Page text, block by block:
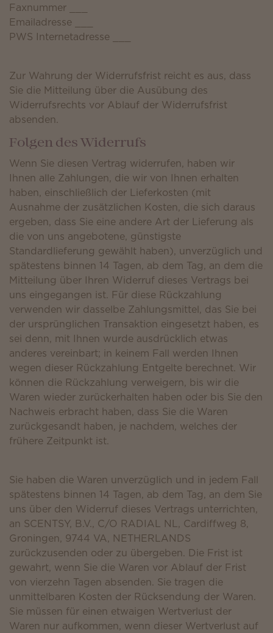
Faxnummer ___
Emailadresse ___
PWS Internetadresse ___
Zur Wahrung der Widerrufsfrist reicht es aus, dass
Sie die Mitteilung über die Ausübung des
Widerrufsrechts vor Ablauf der Widerrufsfrist
absenden.
Folgen des Widerrufs
Wenn Sie diesen Vertrag widerrufen, haben wir
Ihnen alle Zahlungen, die wir von Ihnen erhalten
haben, einschließlich der Lieferkosten (mit
Ausnahme der zusätzlichen Kosten, die sich daraus
ergeben, dass Sie eine andere Art der Lieferung als
die von uns angebotene, günstigste
Standardlieferung gewählt haben), unverzüglich und
spätestens binnen 14 Tagen, ab dem Tag, an dem die
Mitteilung über Ihren Widerruf dieses Vertrags bei
uns eingegangen ist. Für diese Rückzahlung
verwenden wir dasselbe Zahlungsmittel, das Sie bei
der ursprünglichen Transaktion eingesetzt haben, es
sei denn, mit Ihnen wurde ausdrücklich etwas
anderes vereinbart; in keinem Fall werden Ihnen
wegen dieser Rückzahlung Entgelte berechnet. Wir
können die Rückzahlung verweigern, bis wir die
Waren wieder zurückerhalten haben oder bis Sie den
Nachweis erbracht haben, dass Sie die Waren
zurückgesandt haben, je nachdem, welches der
frühere Zeitpunkt ist.
Sie haben die Waren unverzüglich und in jedem Fall
spätestens binnen 14 Tagen, ab dem Tag, an dem Sie
uns über den Widerruf dieses Vertrags unterrichten,
an SCENTSY, B.V., C/O RADIAL NL, Cardiffweg 8,
Groningen, 9744 VA, NETHERLANDS
zurückzusenden oder zu übergeben. Die Frist ist
gewahrt, wenn Sie die Waren vor Ablauf der Frist
von vierzehn Tagen absenden. Sie tragen die
unmittelbaren Kosten der Rücksendung der Waren.
Sie müssen für einen etwaigen Wertverlust der
Waren nur aufkommen, wenn dieser Wertverlust auf